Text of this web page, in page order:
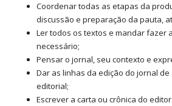
Coordenar todas as etapas da
discussão e preparação da pauta,
Ler todos os textos e mandar fazer
necessário;
Pensar o jornal, seu contexto e
Dar as linhas da edição do jornal
editorial;
Escrever a carta ou crônica do